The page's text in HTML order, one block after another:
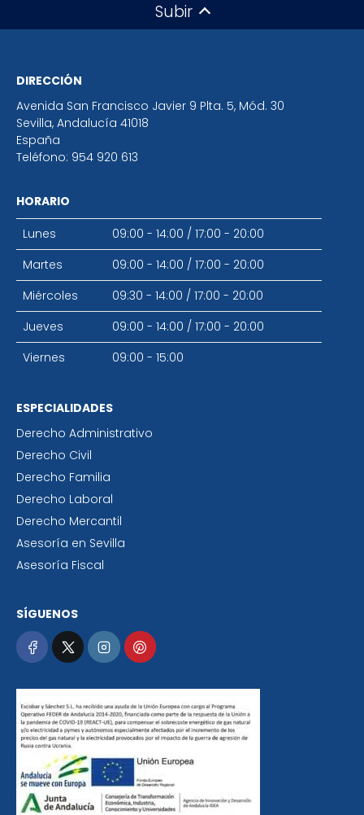
Subir
DIRECCIÓN
Avenida San Francisco Javier 9 Plta. 5, Mód. 30
Sevilla, Andalucía 41018
España
Teléfono: 954 920 613
HORARIO
Lunes
09:00 - 14:00 / 17:00 - 20:00
Martes
09:00 - 14:00 / 17:00 - 20:00
Miércoles
09:30 - 14:00 / 17:00 - 20:00
Jueves
09:00 - 14:00 / 17:00 - 20:00
Viernes
09:00 - 15:00
ESPECIALIDADES
Derecho Administrativo
Derecho Civil
Derecho Familia
Derecho Laboral
Derecho Mercantil
Asesoría en Sevilla
Asesoría Fiscal
SÍGUENOS